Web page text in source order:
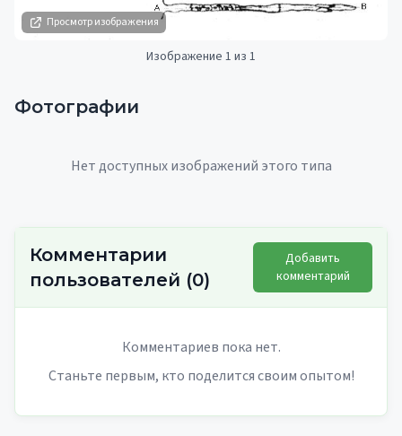
Просмотр изображения
Изображение 1 из 1
Фотографии
Нет доступных изображений этого типа
Комментарии
пользователей (0)
Добавить
комментарий
Комментариев пока нет.
Станьте первым, кто поделится своим опытом!